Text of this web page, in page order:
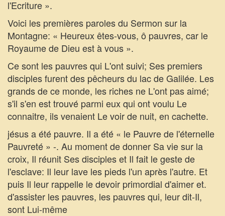
l'Ecriture ».
Voici les premières paroles du Sermon sur la
Montagne: « Heureux êtes-vous, ô pauvres, car le
Royaume de Dieu est à vous ».
Ce sont les pauvres qui L'ont suivi; Ses premiers
disciples furent des pêcheurs du lac de Galilée. Les
grands de ce monde, les riches ne L'ont pas aimé;
s'il s'en est trouvé parmi eux qui ont voulu Le
connaitre, ils venaient Le voir de nuit, en cachette.
jésus a été pauvre. Il a été « le Pauvre de l'éternelle
Pauvreté » -. Au moment de donner Sa vie sur la
croix, Il réunit Ses disciples et Il fait le geste de
l'esclave: Il leur lave les pieds l'un après l'autre. Et
puis Il leur rappelle le devoir primordial d'aimer et.
d'assister les pauvres, les pauvres qui, leur dit-Il,
sont Lui-même